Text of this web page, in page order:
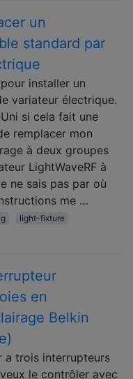
un
standard par
installer un
variateur électrique.
si cela fait une
remplacer mon
à deux groupes
LightWaveRF à
ne sais pas par où
me …
light-fixture
en
Belkin
a trois interrupteurs
le contrôler avec